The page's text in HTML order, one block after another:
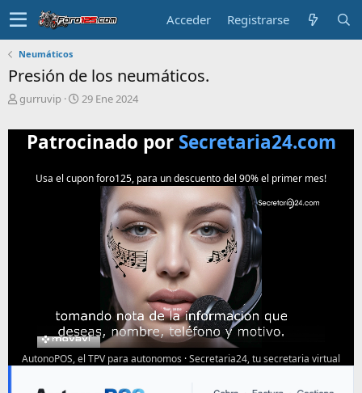
Acceder Registrarse
Neumáticos
Presión de los neumáticos.
T
m
gurruvip
F
c
h
e
29 Ene 2024
Patrocinado por Secretaria24.com
Usa el cupon foro125, para un descuento del 90% el primer mes!
AutonoPOS, el TPV para autonomos ·Secretaria24, tu secretaria virtual